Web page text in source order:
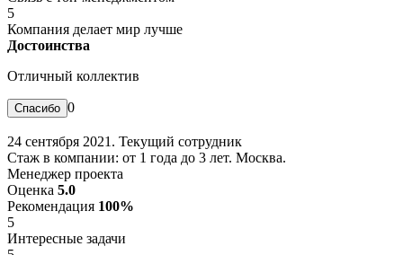
5
Компания делает мир лучше
Достоинства
Отличный коллектив
0
24 сентября 2021. Текущий сотрудник
Стаж в компании: от 1 года до 3 лет. Москва.
Менеджер проекта
Оценка 5.0
Рекомендация 100%
5
Интересные задачи